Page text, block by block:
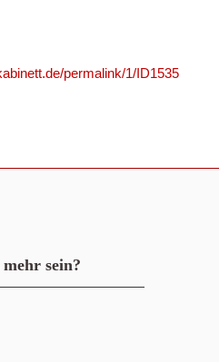
permalink/1/ID1535
sein?